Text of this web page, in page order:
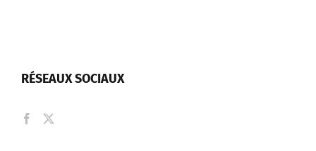
RÉSEAUX SOCIAUX